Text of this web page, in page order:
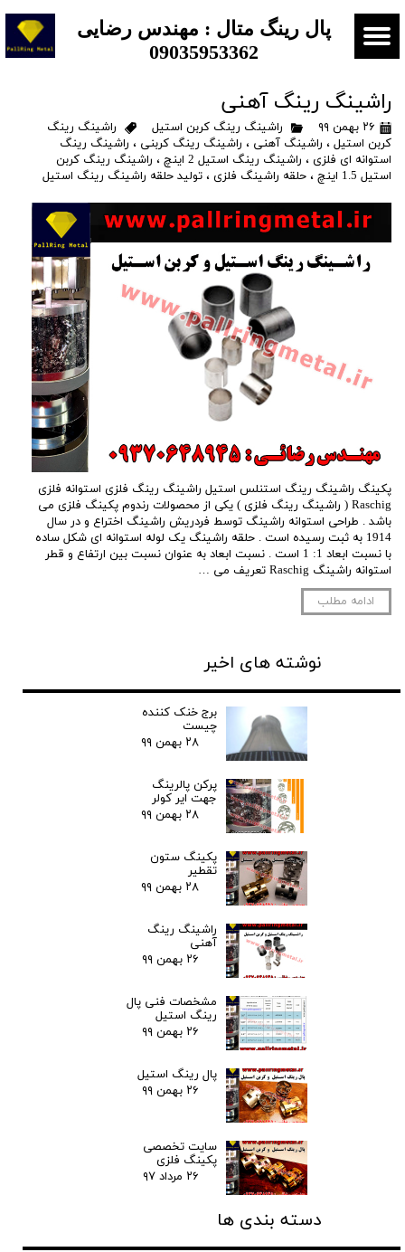
​​​پال رینگ متال : مهندس رضایی
09035953362
راشینگ رینگ آهنی
۲۶ بهمن ۹۹ راشینگ رینگ کربن استیل
راشینگ رینگ
کربن استیل ، راشینگ آهنی ، راشینگ رینگ کربنی ، راشینگ رینگ
استوانه ای فلزی ، راشینگ رینگ استیل 2 اینچ ، راشینگ رینگ کربن
استیل 1.5 اینچ
، حلقه راشینگ فلزی ، تولید حلقه راشینگ رینگ استیل
پکینگ راشینگ رینگ استنلس استیل راشینگ رینگ فلزی استوانه فلزی
Raschig ( راشینگ رینگ فلزی ) یکی از محصولات رندوم پکینگ فلزی می
باشد . طراحی استوانه راشینگ توسط فردریش راشینگ اختراع و در سال
1914 به ثبت رسیده است . حلقه راشینگ یک لوله استوانه ای شکل ساده
با نسبت ابعاد 1: 1 است . نسبت ابعاد به عنوان نسبت بین ارتفاع و قطر
استوانه راشینگ Raschig تعریف می …
ادامه مطلب
نوشته های اخیر
برج خنک کننده
چیست
۲۸ بهمن ۹۹
پرکن پالرینگ
جهت ایر کولر
۲۸ بهمن ۹۹
پکینگ ستون
تقطیر
۲۸ بهمن ۹۹
راشینگ رینگ
آهنی
۲۶ بهمن ۹۹
مشخصات فنی پال
رینگ استیل
۲۶ بهمن ۹۹
پال رینگ استیل
۲۶ بهمن ۹۹
سایت تخصصی
پکینگ فلزی
۲۶ مرداد ۹۷
دسته بندی ها